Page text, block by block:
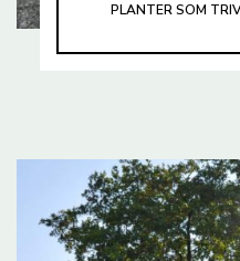
PLANTER SOM